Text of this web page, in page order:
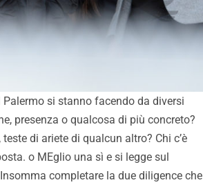
si stanno facendo da diversi
presenza o qualcosa di più concreto?
di ariete di qualcun altro? Chi c’è
o MEglio una sì e si legge sul
completare la due diligence che